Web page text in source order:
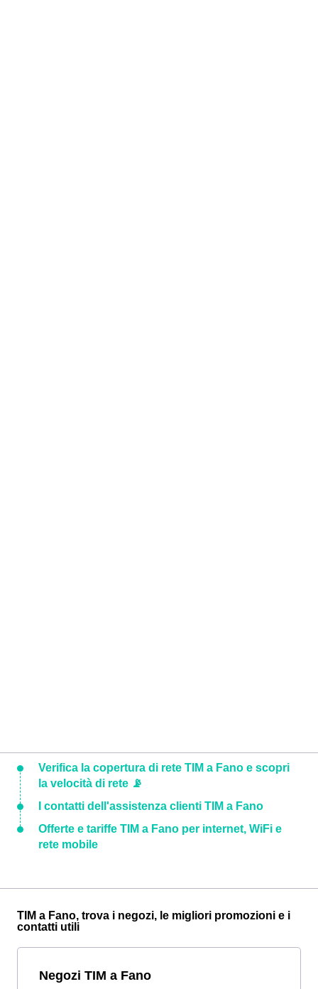
Verifica la copertura di rete TIM a Fano e scopri
la velocità di rete 📡
I contatti dell'assistenza clienti TIM a Fano
Offerte e tariffe TIM a Fano per internet, WiFi e
rete mobile
TIM a Fano, trova i negozi, le migliori promozioni e i
contatti utili
Negozi TIM a Fano